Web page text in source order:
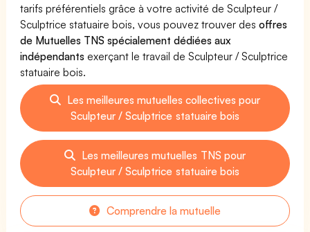
tarifs préférentiels grâce à votre activité de Sculpteur /
Sculptrice statuaire bois, vous pouvez trouver desoffres
de Mutuelles TNS spécialement dédiées aux
indépendants exerçant le travail de Sculpteur / Sculptrice
statuaire bois.
Les meilleures mutuelles collectives pour
Sculpteur / Sculptrice statuaire bois
Les meilleures mutuelles TNS pour
Sculpteur / Sculptrice statuaire bois
Comprendre la mutuelle